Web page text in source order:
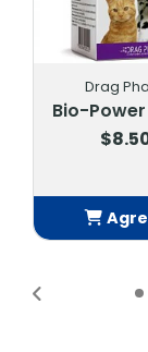
Drag
Bio-Power